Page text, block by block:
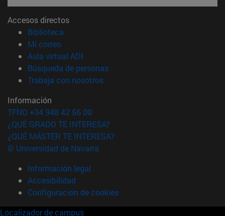
Accesos directos
Biblioteca
Mi correo(abre en nueva ventana)
Aula virtual ADI
Búsqueda de personas(abre en nueva ventana)
Trabaja con nosotros(abre en nueva ventana)
Información
TFNO +34 948 42 56 00
¿QUÉ GRADO TE INTERESA?
¿QUÉ MÁSTER TE INTERESA?
© Universidad de Navarra
Información legal
Accesibilidad
Configuración de cookies
Localizador de campus